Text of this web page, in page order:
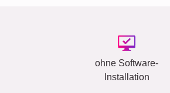
ohne Software-
Installation